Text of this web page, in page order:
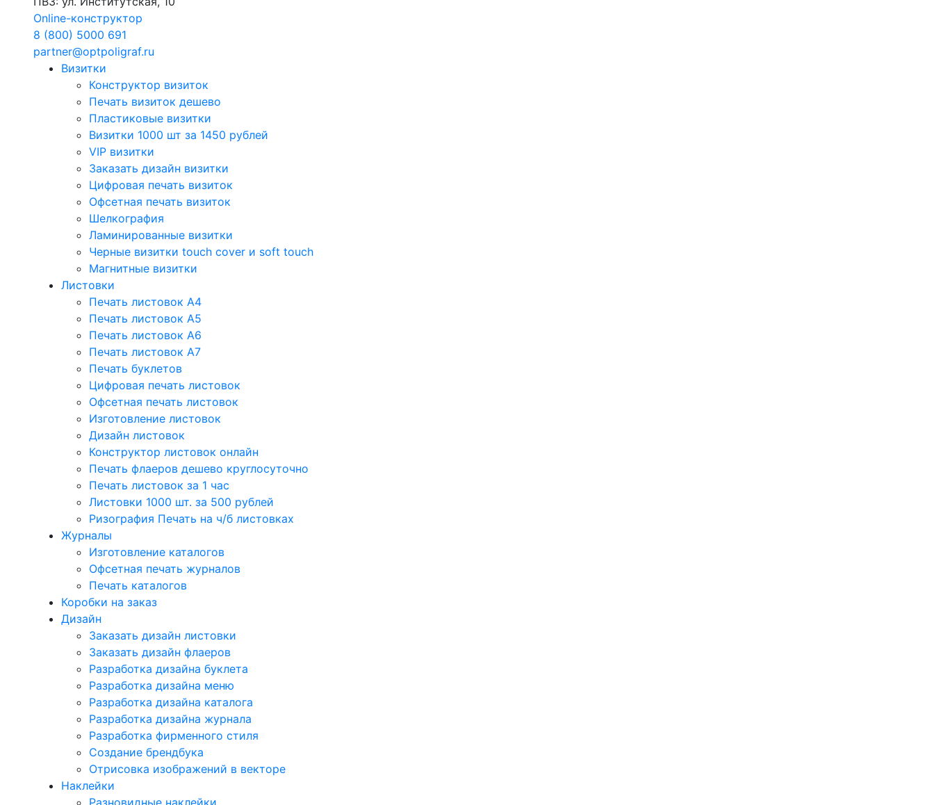
Online-конструктор
8 (800) 5000 691
partner@optpoligraf.ru
Визитки
Конструктор визиток
Печать визиток дешево
Пластиковые визитки
Визитки 1000 шт за 1450 рублей
VIP визитки
Заказать дизайн визитки
Цифровая печать визиток
Офсетная печать визиток
Шелкография
Ламинированные визитки
Черные визитки touch cover и soft touch
Магнитные визитки
Листовки
Печать листовок А4
Печать листовок А5
Печать листовок А6
Печать листовок А7
Печать буклетов
Цифровая печать листовок
Офсетная печать листовок
Изготовление листовок
Дизайн листовок
Конструктор листовок онлайн
Печать флаеров дешево круглосуточно
Печать листовок за 1 час
Листовки 1000 шт. за 500 рублей
Ризография Печать на ч/б листовках
Журналы
Изготовление каталогов
Офсетная печать журналов
Печать каталогов
Коробки на заказ
Дизайн
Заказать дизайн листовки
Заказать дизайн флаеров
Разработка дизайна буклета
Разработка дизайна меню
Разработка дизайна каталога
Разработка дизайна журнала
Разработка фирменного стиля
Создание брендбука
Отрисовка изображений в векторе
Наклейки
Разновидные наклейки